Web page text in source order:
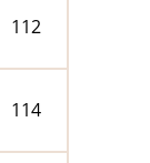
112
114